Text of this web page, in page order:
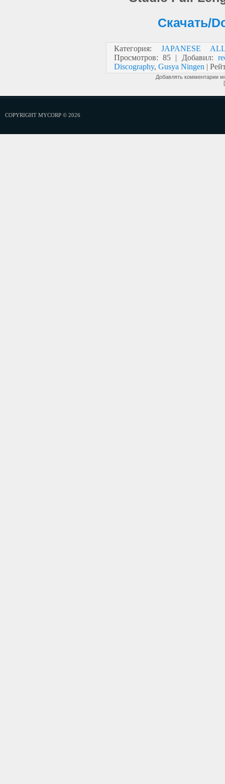
Скачать/
Категория:
JAPANESE
Просмотров: 85 | Добавил:
Discography, Gusya Ningen |
Добавлять комментарии
COPYRIGHT MYCORP © 2026